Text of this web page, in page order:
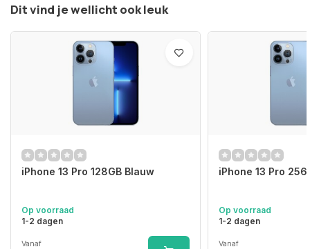
Dit vind je wellicht ook leuk
iPhone 13 Pro 128GB Blauw
Op voorraad
1-2 dagen
Vanaf
iPhone 13 Pro
Op voorraad
1-2 dagen
Vanaf